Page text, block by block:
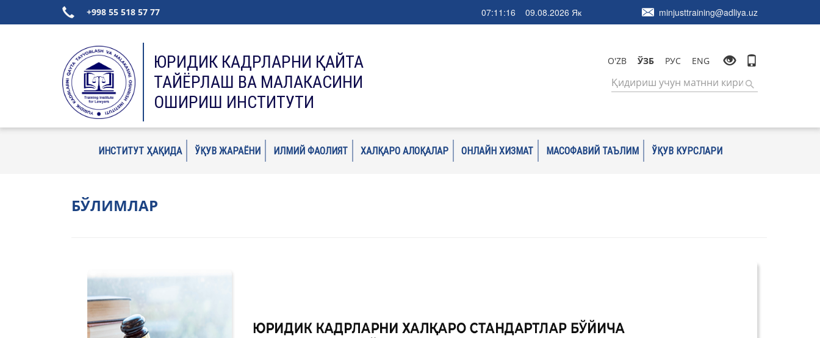
+998 55 518 57 77 07:11:17 09.08.2026 Як minjusttraining@adliya.uz
ЮРИДИК КАДРЛАРНИ ҚАЙТА
ТАЙЁРЛАШ ВА МАЛАКАСИНИ
ОШИРИШ ИНСТИТУТИ
O'ZB ЎЗБ РУС ENG
ИНСТИТУТ ҲАҚИДА ЎҚУВ ЖАРАЁНИ ИЛМИЙ ФАОЛИЯТ ХАЛҚАРО АЛОҚАЛАР ОНЛАЙН ХИЗМАТ МАСОФАВИЙ ТАЪЛИМ ЎҚУВ КУРСЛАРИ
БЎЛИМЛАР